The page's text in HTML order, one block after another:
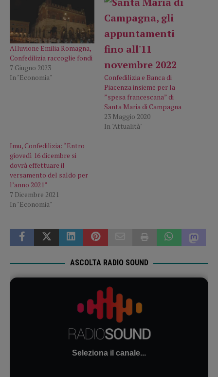
Alluvione Emilia Romagna,
Confedilizia raccoglie fondi
7 Giugno 2023
In "Economia"
Confedilizia e Banca di
Piacenza insieme per la
”spesa francescana” di
Santa Maria di Campagna
23 Maggio 2020
In "Attualità"
Imu, Confedilizia: “Entro
giovedì 16 dicembre si
dovrà effettuare il
versamento del saldo per
l’anno 2021”
7 Dicembre 2021
In "Economia"
ASCOLTA RADIO SOUND
Seleziona il canale...